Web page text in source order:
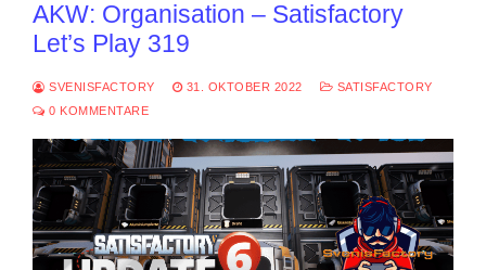
AKW: Organisation – Satisfactory
Let’s Play 319
SVENISFACTORY 31. OKTOBER 2022
SATISFACTORY
0 KOMMENTARE